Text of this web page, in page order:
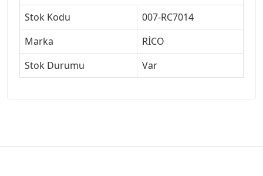
Stok Kodu
007-RC7014
Marka
RİCO
Stok Durumu
Var